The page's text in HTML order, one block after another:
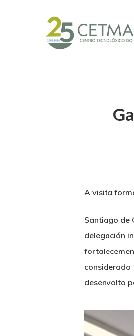
A visita
Santiago de
delegación
desenvolto